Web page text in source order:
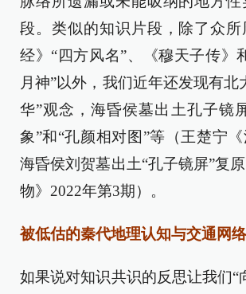
段。类似的知识片段，除了众
经》“四方风名”、《穆天子传》
月神”以外，我们近年还发现有北
华”观念，海昏侯墓出土孔子镜
象”和“孔颜相对图”等（王楚宁
海昏侯刘贺墓出土“孔子镜屏”复
物》2022年第3期）。
被低估的秦代地理认知与交通网络
如果说对知识共识的反思让我们“